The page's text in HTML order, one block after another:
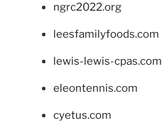
ngrc2022.org
leesfamilyfoods.com
lewis-lewis-cpas.com
eleontennis.com
cyetus.com